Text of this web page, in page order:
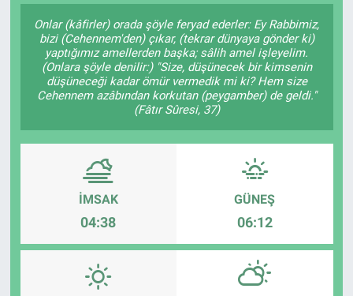
Onlar (kâfirler) orada şöyle feryad ederler: Ey Rabbimiz,
bizi (Cehennem'den) çıkar, (tekrar dünyaya gönder ki)
yaptığımız amellerden başka; sâlih amel işleyelim.
(Onlara şöyle denilir:) "Size, düşünecek bir kimsenin
düşüneceği kadar ömür vermedik mi ki? Hem size
Cehennem azâbından korkutan (peygamber) de geldi."
(Fâtır Sûresi, 37)
İMSAK
04:38
GÜNEŞ
06:12
SAĞLIK
EKONOMİ
Keşfet
ASTROLOJİ
MANŞET